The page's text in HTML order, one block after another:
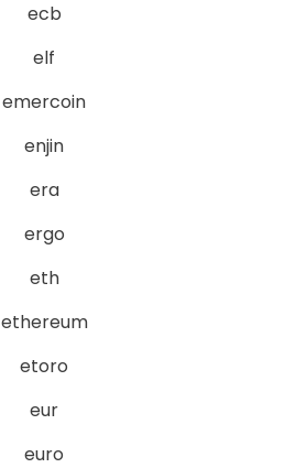
ecb
elf
emercoin
enjin
era
ergo
eth
ethereum
etoro
eur
euro